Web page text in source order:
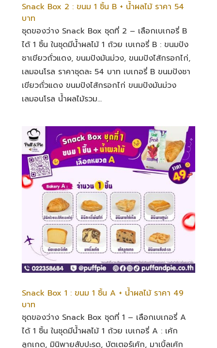
Snack Box 2 : ขนม 1 ชิ้น B + น้ำผลไม้ ราคา 54
บาท
ชุดของว่าง Snack Box ชุดที่ 2 – เลือกเบเกอรี่ B
ได้ 1 ชิ้น ในชุดมีน้ำผลไม้ 1 ถ้วย เบเกอรี่ B : ขนมปัง
ชาเขียวถั่วแดง, ขนมปังมันม่วง, ขนมปังไส้กรอกไก่,
เลมอนโรล ราคาชุดละ 54 บาท เบเกอรี่ B ขนมปังชา
เขียวถั่วแดง ขนมปังไส้กรอกไก่ ขนมปังมันม่วง
เลมอนโรล น้ำผลไม้รวม...
Snack Box 1 : ขนม 1 ชิ้น A + น้ำผลไม้ ราคา 49
บาท
ชุดของว่าง Snack Box ชุดที่ 1 – เลือกเบเกอรี่ A
ได้ 1 ชิ้น ในชุดมีน้ำผลไม้ 1 ถ้วย เบเกอรี่ A : เค้ก
ลูกเกด, มินิพายสับปะรด, บัตเตอร์เค้ก, มาเบิ้ลเค้ก